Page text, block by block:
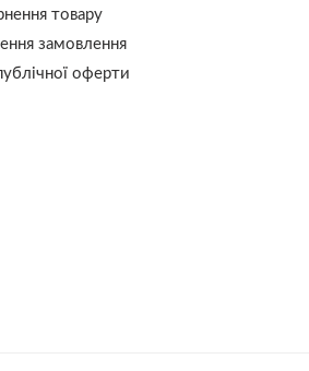
товару
замовлення
оферти